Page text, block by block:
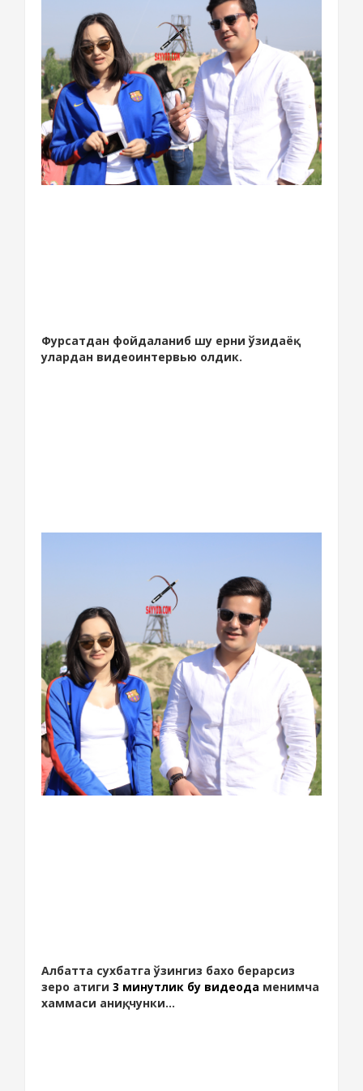
Фурсатдан фойдаланиб шу ерни ўзидаёқ
улардан видеоинтервью олдик.
Албатта сухбатга ўзингиз бахо берарсиз
зеро атиги 3 минутлик бу видеода менимча
хаммаси аниқ, чунки...